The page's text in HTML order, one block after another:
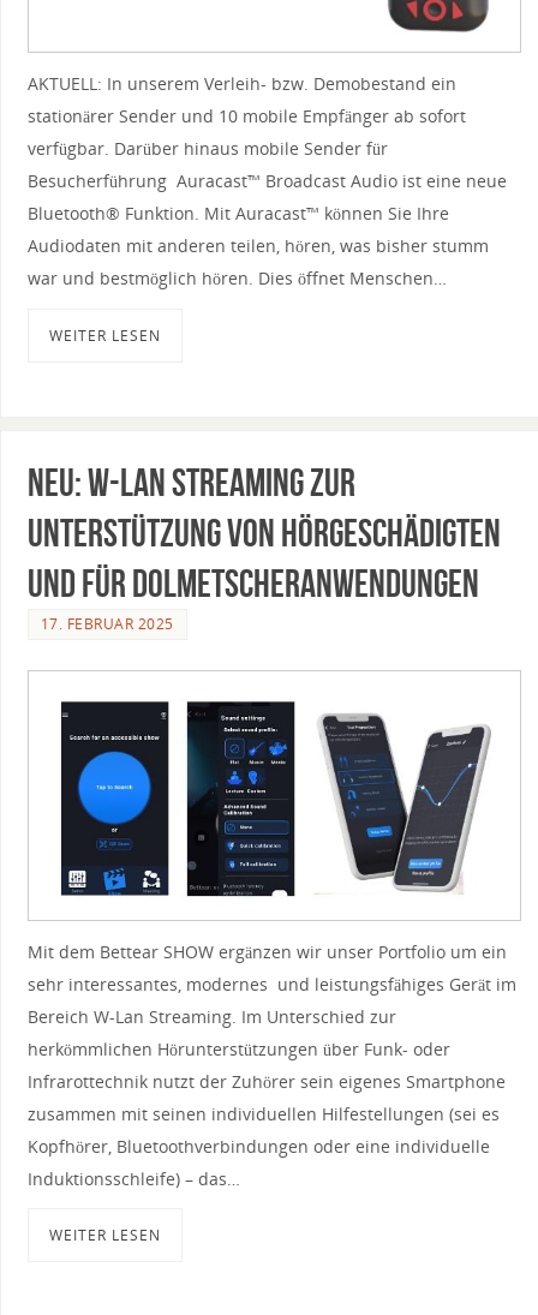
AKTUELL: In unserem Verleih- bzw. Demobestand ein
stationärer Sender und 10 mobile Empfänger ab sofort
verfügbar. Darüber hinaus mobile Sender für
Besucherführung Auracast™ Broadcast Audio ist eine neue
Bluetooth® Funktion. Mit Auracast™ können Sie Ihre
Audiodaten mit anderen teilen, hören, was bisher stumm
war und bestmöglich hören. Dies öffnet Menschen…
WEITER LESEN
NEU: W-Lan Streaming zur
Unterstützung von Hörgeschädigten
und für Dolmetscheranwendungen
17. FEBRUAR 2025
Mit dem Bettear SHOW ergänzen wir unser Portfolio um ein
sehr interessantes, modernes und leistungsfähiges Gerät im
Bereich W-Lan Streaming. Im Unterschied zur
herkömmlichen Hörunterstützungen über Funk- oder
Infrarottechnik nutzt der Zuhörer sein eigenes Smartphone
zusammen mit seinen individuellen Hilfestellungen (sei es
Kopfhörer, Bluetoothverbindungen oder eine individuelle
Induktionsschleife) – das…
WEITER LESEN